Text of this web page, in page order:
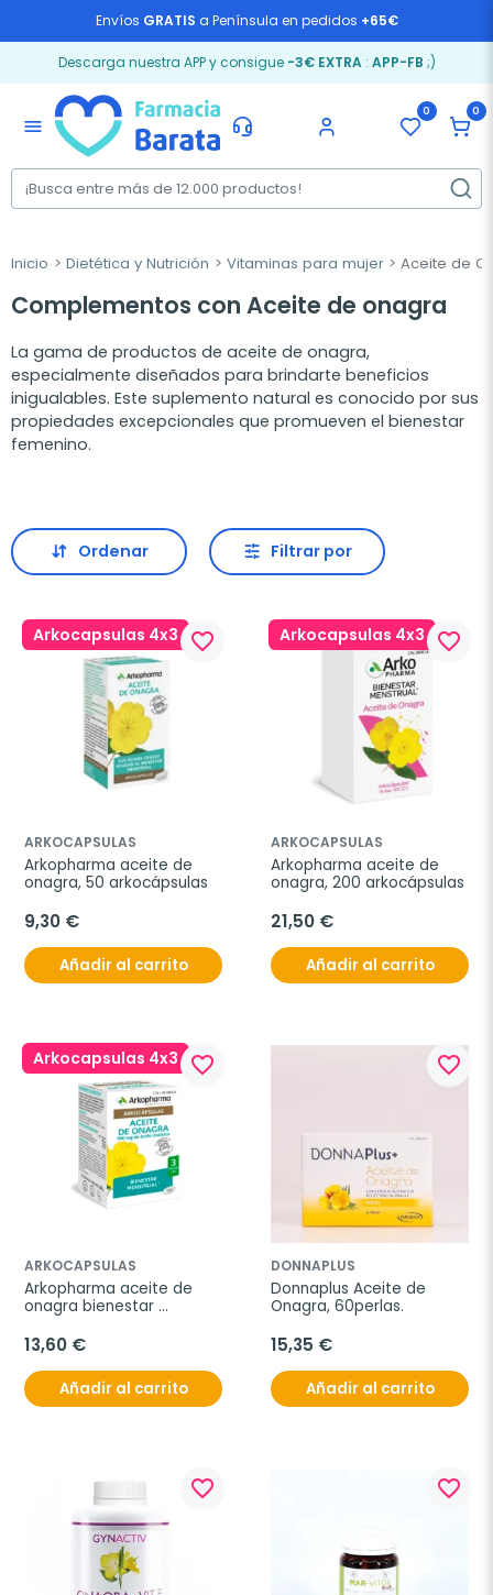
Envíos GRATIS a Península en pedidos +65€
Descarga nuestra APP y consigue -3€ EXTRA: APP-FB ;)
menu
0 0
Inicio Dietética y Nutrición Vitaminas para mujer Aceite de
Complementos con Aceite de onagra
La gama de productos de aceite de onagra,
especialmente diseñados para brindarte beneficios
inigualables. Este suplemento natural es conocido por sus
propiedades excepcionales que promueven el bienestar
femenino.
Ordenar Filtrar por
Arkocapsulas 4x3 favorite_border
ARKOCAPSULAS
Arkopharma aceite de
onagra, 50 arkocápsulas
9,30 €
Añadir al carrito
Arkocapsulas 4x3 favorite_border
ARKOCAPSULAS
Arkopharma aceite de
onagra, 200 arkocápsulas
21,50 €
Añadir al carrito
Arkocapsulas 4x3 favorite_border
ARKOCAPSULAS
Arkopharma aceite de
onagra bienestar
arkocápsulas
13,60 €
Añadir al carrito
favorite_border
DONNAPLUS
Donnaplus Aceite de
15,35 €
Añadir al carrito
favorite_border favorite_border